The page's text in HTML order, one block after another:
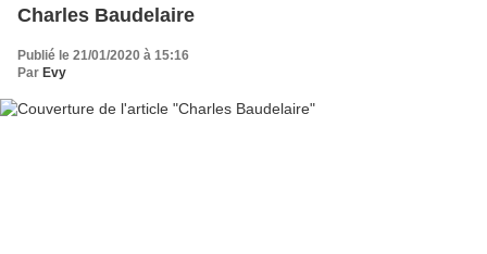
Charles Baudelaire
Publié le 21/01/2020 à 15:16
Par Evy